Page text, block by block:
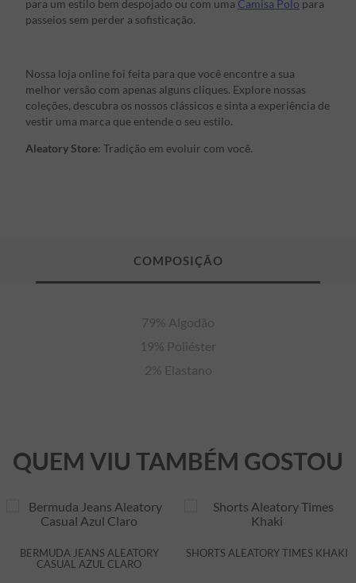
para um estilo bem despojado ou com uma Camisa Polo para
passeios sem perder a sofisticação.
Nossa loja online foi feita para que você encontre a sua
melhor versão com apenas alguns cliques. Explore nossas
coleções, descubra os nossos clássicos e sinta a experiência de
vestir uma marca que entende o seu estilo.
Aleatory Store: Tradição em evoluir com você.
79% Algodão
19% Poliéster
2% Elastano
QUEM VIU TAMBÉM GOSTOU
BERMUDA JEANS ALEATORY
CASUAL AZUL CLARO
SHORTS ALEATORY TIMES KHAKI